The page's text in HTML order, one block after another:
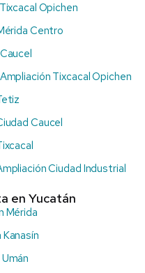
Opichen
Centro
Tixcacal Opichen
Caucel
Ciudad Industrial
en Yucatán
Mérida